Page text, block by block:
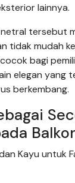
lainnya.
tersebut
tidak mudah
bagi
elegan yang
berkembang.
Kayu untuk